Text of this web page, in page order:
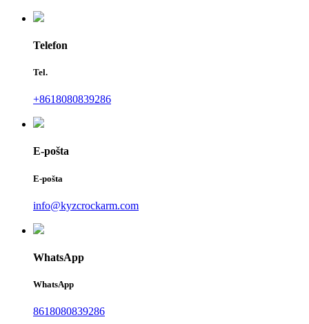
Telefon
Tel.
+8618080839286
E-pošta
E-pošta
info@kyzcrockarm.com
WhatsApp
WhatsApp
8618080839286